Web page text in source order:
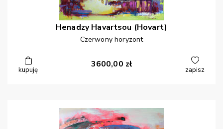
Henadzy Havartsou (Hovart)
Czerwony horyzont
kupuję
3600,00 zł
zapisz